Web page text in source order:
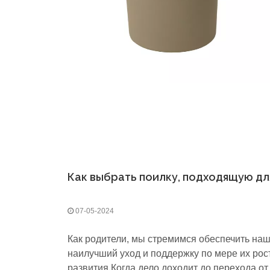
07-05-2024
Как родители, мы стремимся обеспечить
наилучший уход и поддержку по мере их
развития.Когда дело доходит до перехода от